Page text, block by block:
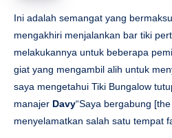
Ini adalah semangat yang
mengakhiri menjalankan bar tiki
melakukannya untuk beberapa
giat yang mengambil alih untuk
saya mengetahui Tiki Bungalow
manajer Davy“Saya bergabung
menyelamatkan salah satu tempat